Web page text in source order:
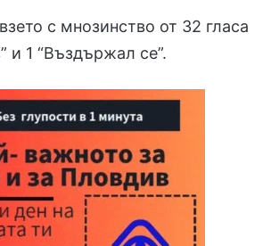
с мнозинство от 32 гласа
и 1 “Въздържал се”.